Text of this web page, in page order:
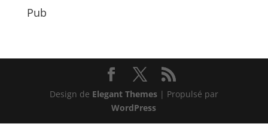
Pub
Design de Elegant Themes| Propulsé par
WordPress